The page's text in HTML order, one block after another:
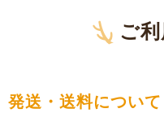
ご
発送・送料について